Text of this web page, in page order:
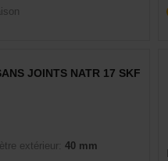
JOINTS NATR 17 SKF
extérieur: 40 mm